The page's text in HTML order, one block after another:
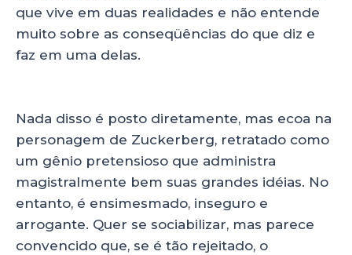
que vive em duas realidades e não entende
muito sobre as conseqüências do que diz e
faz em uma delas.
Nada disso é posto diretamente, mas ecoa na
personagem de Zuckerberg, retratado como
um gênio pretensioso que administra
magistralmente bem suas grandes idéias. No
entanto, é ensimesmado, inseguro e
arrogante. Quer se sociabilizar, mas parece
convencido que, se é tão rejeitado, o